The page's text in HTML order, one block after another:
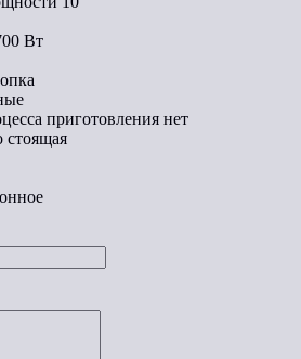
Вт
приготовления нет
стоящая